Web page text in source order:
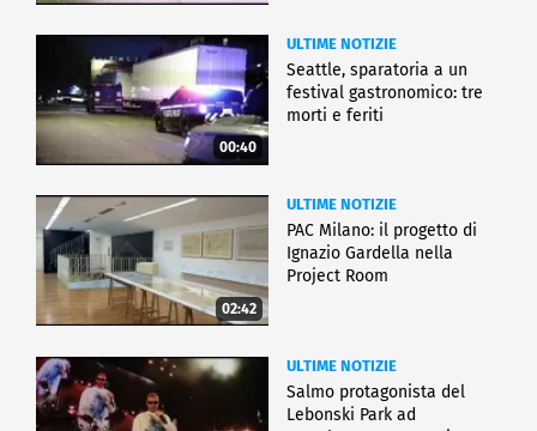
00:40
ULTIME NOTIZIE
Seattle, sparatoria a un
festival gastronomico: tre
morti e feriti
02:42
ULTIME NOTIZIE
PAC Milano: il progetto di
Ignazio Gardella nella
Project Room
ULTIME NOTIZIE
Salmo protagonista del
Lebonski Park ad